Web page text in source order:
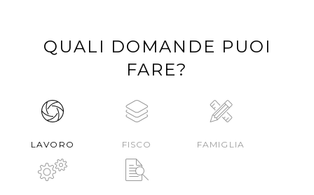
QUALI DOMANDE PUOI
FARE?
LAVORO FISCO FAMIGLIA